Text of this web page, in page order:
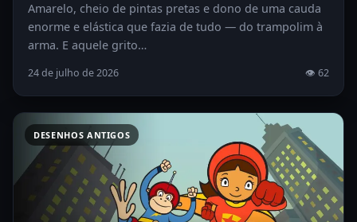
Amarelo, cheio de pintas pretas e dono de uma cauda
enorme e elástica que fazia de tudo — do trampolim à
arma. E aquele grito…
24 de julho de 2026 👁 62
DESENHOS ANTIGOS